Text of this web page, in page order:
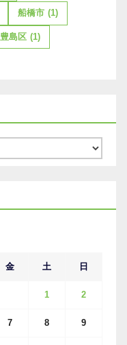
船橋市 (1)
豊島区 (1)
金 土 日
1 2
7 8 9